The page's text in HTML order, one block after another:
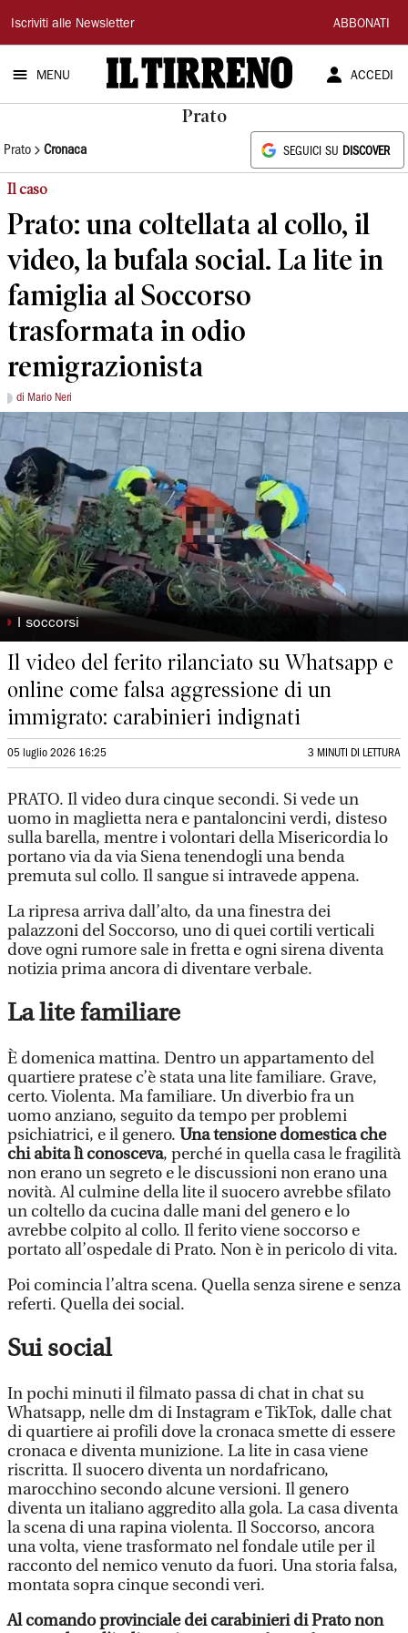
Il
Tirreno
Iscriviti alle Newsletter ABBONATI
MENU ACCEDI
Prato
Prato Cronaca SEGUICI SU DISCOVER
Il caso
Prato: una coltellata al collo, il
video, la bufala social. La lite in
famiglia al Soccorso
trasformata in odio
remigrazionista
di Mario Neri
◗ I soccorsi
Il video del ferito rilanciato su Whatsapp e
online come falsa aggressione di un
immigrato: carabinieri indignati
05 luglio 2026 16:25 3 MINUTI DI LETTURA
PRATO. Il video dura cinque secondi. Si vede un
uomo in maglietta nera e pantaloncini verdi, disteso
sulla barella, mentre i volontari della Misericordia lo
portano via da via Siena tenendogli una benda
premuta sul collo. Il sangue si intravede appena.
La ripresa arriva dall’alto, da una finestra dei
palazzoni del Soccorso, uno di quei cortili verticali
dove ogni rumore sale in fretta e ogni sirena diventa
notizia prima ancora di diventare verbale.
La lite familiare
È domenica mattina. Dentro un appartamento del
quartiere pratese c’è stata una lite familiare. Grave,
certo. Violenta. Ma familiare. Un diverbio fra un
uomo anziano, seguito da tempo per problemi
psichiatrici, e il genero. Una tensione domestica che
chi abita lì conosceva, perché in quella casa le fragilità
non erano un segreto e le discussioni non erano una
novità. Al culmine della lite il suocero avrebbe sfilato
un coltello da cucina dalle mani del genero e lo
avrebbe colpito al collo. Il ferito viene soccorso e
portato all’ospedale di Prato. Non è in pericolo di vita.
Poi comincia l’altra scena. Quella senza sirene e senza
referti. Quella dei social.
Sui social
In pochi minuti il filmato passa di chat in chat su
Whatsapp, nelle dm di Instagram e TikTok, dalle chat
di quartiere ai profili dove la cronaca smette di essere
cronaca e diventa munizione. La lite in casa viene
riscritta. Il suocero diventa un nordafricano,
marocchino secondo alcune versioni. Il genero
diventa un italiano aggredito alla gola. La casa diventa
la scena di una rapina violenta. Il Soccorso, ancora
una volta, viene trasformato nel fondale utile per il
racconto del nemico venuto da fuori. Una storia falsa,
montata sopra cinque secondi veri.
Al comando provinciale dei carabinieri di Prato non